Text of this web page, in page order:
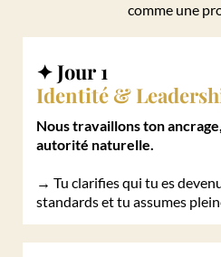
comme une
✦Jour 1
Identité &
Nous travaillons ton
autorité naturelle.
→ Tu clarifies qui tu es
standards et tu assumes